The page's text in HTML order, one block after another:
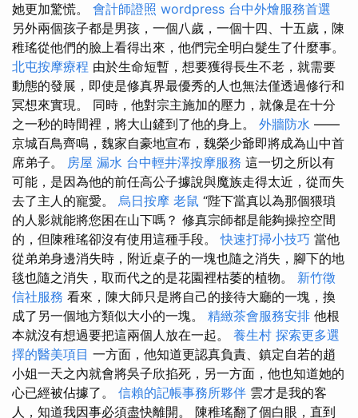
她更加驚慌。 會計師證照 wordpress 台中外燴服務首選
另外兩個孩子都是男孩，一個八歲，一個十四、十五歲，陳
稚瑤從他們的臉上看得出來，他們完全明白髮生了什麼事。
北屯按摩療程 由於生命短暫，想要獲得長生不老，就需要
動態的發展，即使是修真界最優秀的人也無法僅透過修行和
冥想來實現。 同時，他對宗主施加的壓力，就像是在十分
之一秒的時間裡，將大山鏟到了他的身上。 外牆防水 ——
京城百鳥齊鳴，魏家自豪地宣布，魏榮少爺即將成為山中首
席弟子。 房屋 漏水 台中輕井澤按摩服務 這一切之所以有
可能，是因為他的前任高公子據說與魔族走得太近，從而失
去了主人的寵愛。 烏日按摩 老鼠 “陛下當真以為那個猥瑣
的人影就能將您困在山下嗎？ 修真宗師都是能夠操控空間
的，但陳稚瑤卻沒有使用這種手段。快速打掃小技巧 當他
從弟弟身邊消失時，附近桌子的一塊也隨之消失，腳下的地
毯也隨之消失，取而代之的是花園裡枯萎的植物。 新竹徵
信社服務 看來，陳大師只是將自己的接待大廳的一塊，換
成了另一個地方類似大小的一塊。 精緻茶會服務安排 他根
本就沒有想過要把這兩個人放在一起。 養生村 探索更多選
擇的醫美項目 一方面，他知道更認真負責、鎮定自若的趙
小姐一天之內就會將吳子欣掐死，另一方面，他也知道她的
心已經被佔據了。 信賴的記帳事務所夥伴 雲才是我的客
人，知道我因事必須盡快離開。 陳稚瑤翻了個白眼，直到